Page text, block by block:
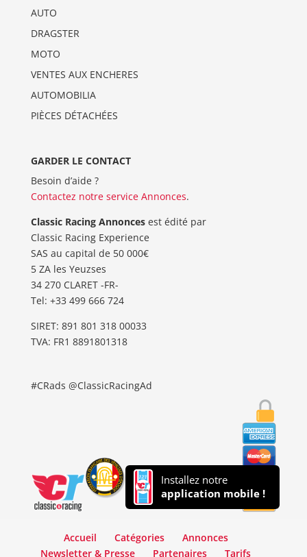
AUTO
DRAGSTER
MOTO
VENTES AUX ENCHERES
AUTOMOBILIA
PIÈCES DÉTACHÉES
GARDER LE CONTACT
Besoin d’aide ?
Contactez notre service Annonces.
Classic Racing Annoncesest édité par
Classic Racing Experience
SAS au capital de 50 000€
5 ZA les Yeuzses
34 270 CLARET -FR-
Tel: ‭+33 499 666 724‬
SIRET: 891 801 318 00033
TVA: FR1 8891801318
#CRads @ClassicRacingAd
Installez notre
application mobile !
Accueil Catégories
Annonces
Newsletter & Presse
Partenaires Tarifs